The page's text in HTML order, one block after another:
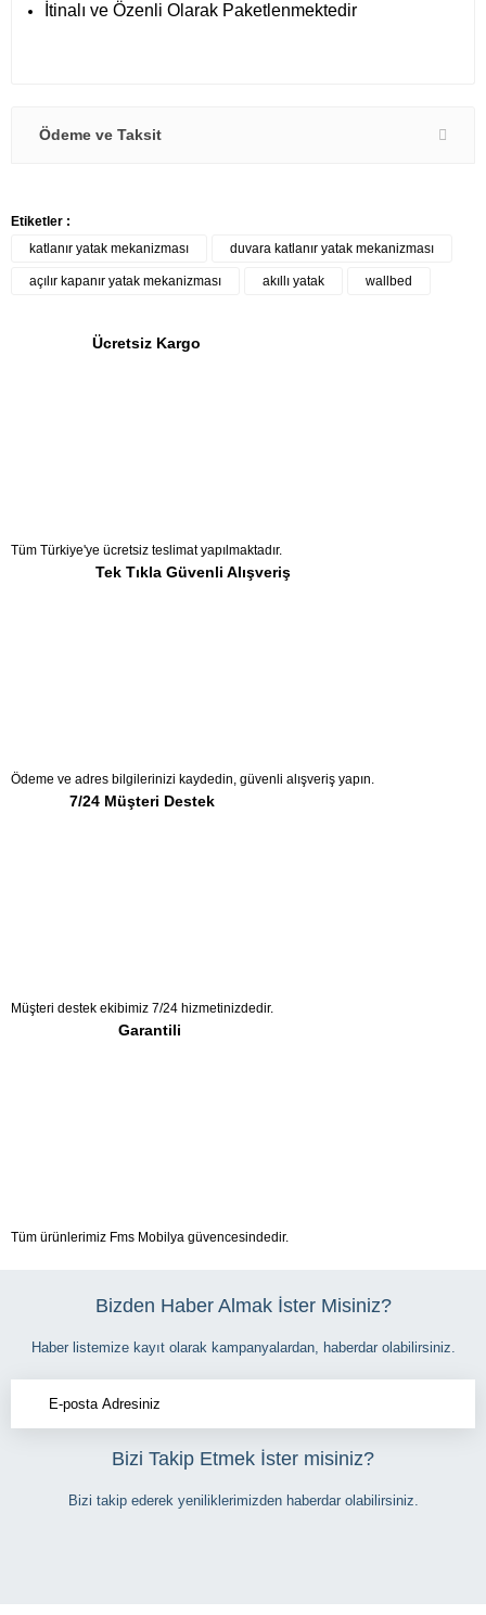
İtinalı ve Özenli Olarak Paketlenmektedir
Ödeme ve Taksit
Etiketler :
katlanır yatak mekanizması
duvara katlanır yatak mekanizması
açılır kapanır yatak mekanizması akıllı yatak wallbed
Ücretsiz Kargo
Tüm Türkiye'ye ücretsiz teslimat yapılmaktadır.
Tek Tıkla Güvenli Alışveriş
Ödeme ve adres bilgilerinizi kaydedin, güvenli alışveriş yapın.
7/24 Müşteri Destek
Müşteri destek ekibimiz 7/24 hizmetinizdedir.
Garantili
Tüm ürünlerimiz Fms Mobilya güvencesindedir.
Bizden Haber Almak İster Misiniz?
Haber listemize kayıt olarak kampanyalardan, haberdar olabilirsiniz.
Bizi Takip Etmek İster misiniz?
Bizi takip ederek yeniliklerimizden haberdar olabilirsiniz.